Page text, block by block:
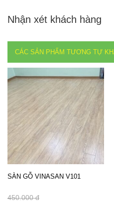
Nhận xét khách hàng
CÁC SẢN PHẨM TƯƠNG TỰ
SÀN GỖ VINASAN V101
450.000 đ